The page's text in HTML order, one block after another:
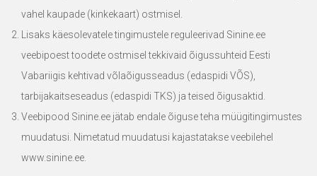
vahel kaupade (kinkekaart) ostmisel.
Lisaks käesolevatele tingimustele reguleerivad Sinine.ee
veebipoest toodete ostmisel tekkivaid õigussuhteid Eesti
Vabariigis kehtivad võlaõigusseadus (edaspidi VÕS),
tarbijakaitseseadus (edaspidi TKS) ja teised õigusaktid.
Veebipood Sinine.ee jätab endale õiguse teha müügitingimustes
muudatusi. Nimetatud muudatusi kajastatakse veebilehel
www.sinine.ee